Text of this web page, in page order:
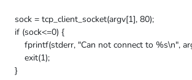
sock = tcp_client_socket(argv[1], 80);
if (sock<=0) {
fprintf(stderr, "Can not connect to %s\n",
exit(1);
}